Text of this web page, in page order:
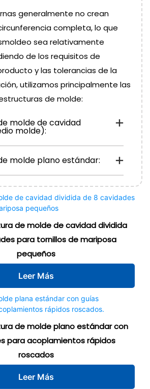
generalmente no crean
completa, lo que
sea relativamente
de los requisitos de
y las tolerancias de la
utilizamos principalmente las
de molde:
molde de cavidad
molde):
molde plano estándar:
de molde de cavidad dividida
para tornillos de mariposa
pequeños
Leer Más
de molde plano estándar con
para acoplamientos rápidos
roscados
Leer Más